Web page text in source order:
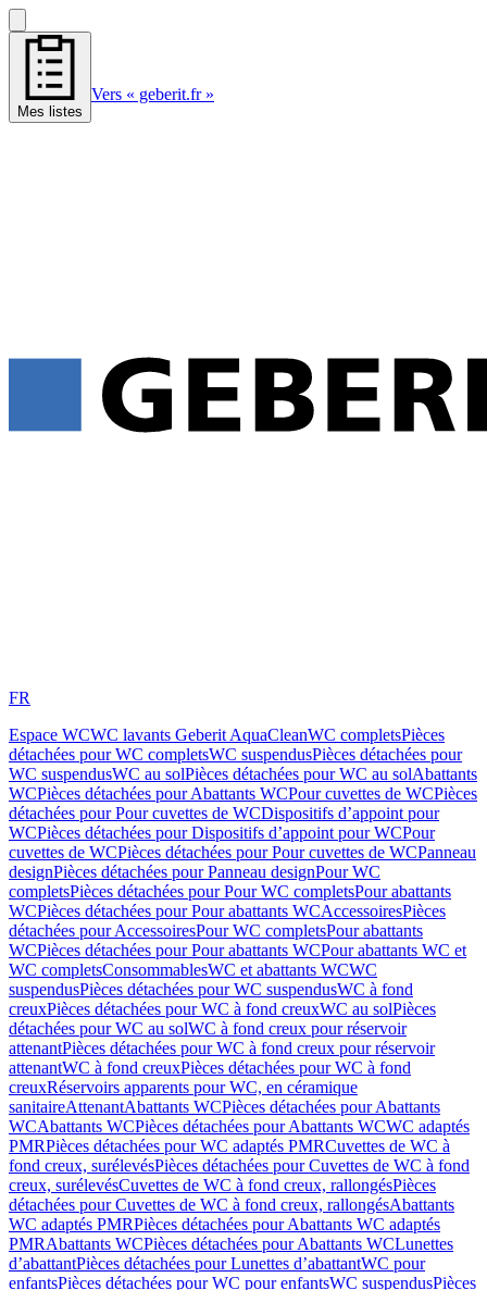
Mes listes
Vers « geberit.fr »
FR
Espace WCWC lavants Geberit AquaCleanWC completsPièces
détachées pour WC completsWC suspendusPièces détachées pour
WC suspendusWC au solPièces détachées pour WC au solAbattants
WCPièces détachées pour Abattants WCPour cuvettes de WCPièces
détachées pour Pour cuvettes de WCDispositifs d’appoint pour
WCPièces détachées pour Dispositifs d’appoint pour WCPour
cuvettes de WCPièces détachées pour Pour cuvettes de WCPanneau
designPièces détachées pour Panneau designPour WC
completsPièces détachées pour Pour WC completsPour abattants
WCPièces détachées pour Pour abattants WCAccessoiresPièces
détachées pour AccessoiresPour WC completsPour abattants
WCPièces détachées pour Pour abattants WCPour abattants WC et
WC completsConsommablesWC et abattants WCWC
suspendusPièces détachées pour WC suspendusWC à fond
creuxPièces détachées pour WC à fond creuxWC au solPièces
détachées pour WC au solWC à fond creux pour réservoir
attenantPièces détachées pour WC à fond creux pour réservoir
attenantWC à fond creuxPièces détachées pour WC à fond
creuxRéservoirs apparents pour WC, en céramique
sanitaireAttenantAbattants WCPièces détachées pour Abattants
WCAbattants WCPièces détachées pour Abattants WCWC adaptés
PMRPièces détachées pour WC adaptés PMRCuvettes de WC à
fond creux, surélevésPièces détachées pour Cuvettes de WC à fond
creux, surélevésCuvettes de WC à fond creux, rallongésPièces
détachées pour Cuvettes de WC à fond creux, rallongésAbattants
WC adaptés PMRPièces détachées pour Abattants WC adaptés
PMRAbattants WCPièces détachées pour Abattants WCLunettes
d’abattantPièces détachées pour Lunettes d’abattantWC pour
enfantsPièces détachées pour WC pour enfantsWC suspendusPièces